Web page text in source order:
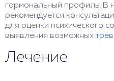
гормональный профиль. В
рекомендуется
для оценки психического
выявления возможных
Лечение